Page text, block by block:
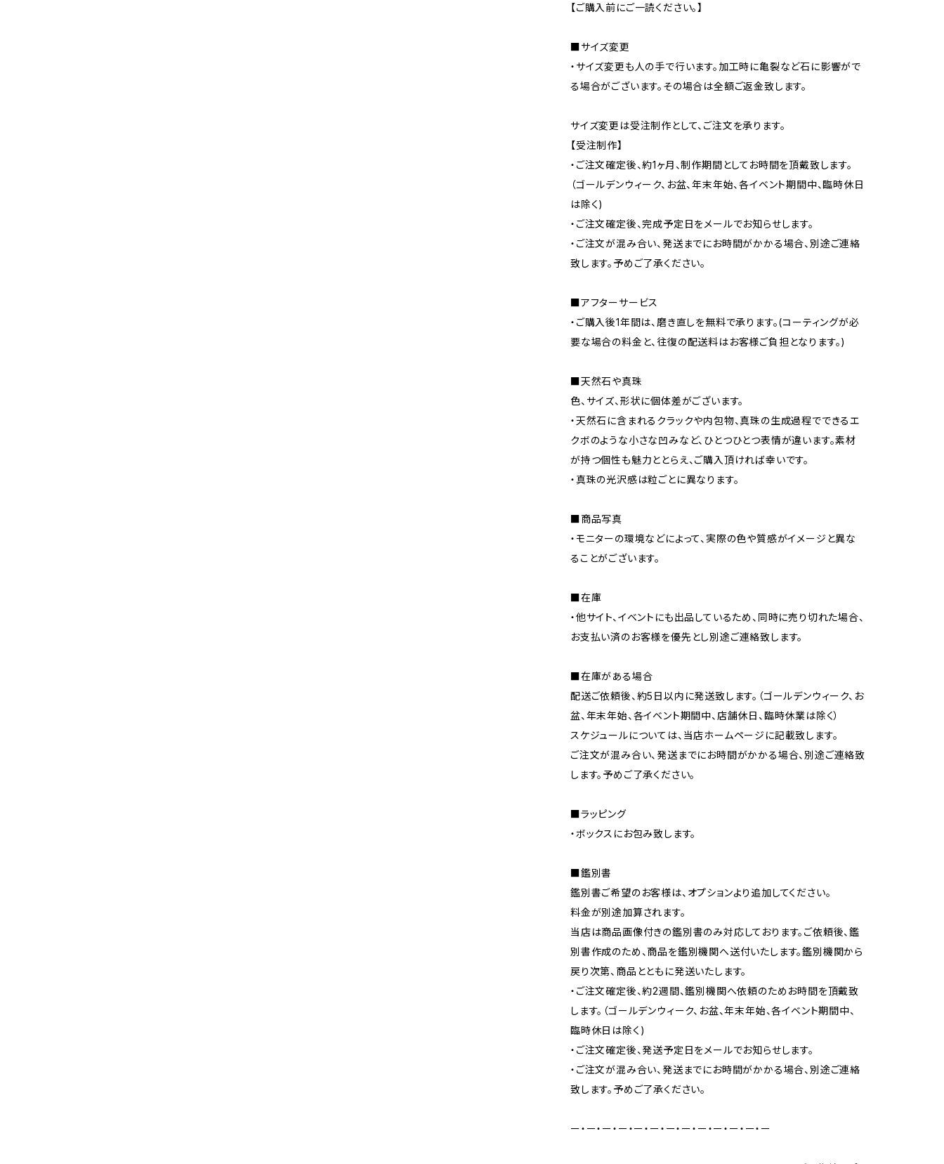
【ご購入前にご一読ください。】
■サイズ変更
・サイズ変更も人の手で行います。加工時に亀裂など石に影響がで
る場合がございます。その場合は全額ご返金致します。
サイズ変更は受注制作として、ご注文を承ります。
【受注制作】
・ご注文確定後、約1ヶ月、制作期間としてお時間を頂戴致します。
（ゴールデンウィーク、お盆、年末年始、各イベント期間中、臨時休日
は除く)
・ご注文確定後、完成予定日をメールでお知らせします。
・ご注文が混み合い、発送までにお時間がかかる場合、別途ご連絡
致します。予めご了承ください。
■アフターサービス
・ご購入後1年間は、磨き直しを無料で承ります。(コーティングが必
要な場合の料金と、往復の配送料はお客様ご負担となります。)
■天然石や真珠
色、サイズ、形状に個体差がございます。
・天然石に含まれるクラックや内包物、真珠の生成過程でできるエ
クボのような小さな凹みなど、ひとつひとつ表情が違います。素材
が持つ個性も魅力ととらえ、ご購入頂ければ幸いです。
・真珠の光沢感は粒ごとに異なります。
■商品写真
・モニターの環境などによって、実際の色や質感がイメージと異な
ることがございます。
■在庫
・他サイト、イベントにも出品しているため、同時に売り切れた場合、
お支払い済のお客様を優先とし別途ご連絡致します。
■在庫がある場合
配送ご依頼後、約5日以内に発送致します。（ゴールデンウィーク、お
盆、年末年始、各イベント期間中、店舗休日、臨時休業は除く）
スケジュールについては、当店ホームページに記載致します。
ご注文が混み合い、発送までにお時間がかかる場合、別途ご連絡致
します。予めご了承ください。
■ラッピング
・ボックスにお包み致します。
■鑑別書
鑑別書ご希望のお客様は、オプションより追加してください。
料金が別途加算されます。
当店は商品画像付きの鑑別書のみ対応しております。ご依頼後、鑑
別書作成のため、商品を鑑別機関へ送付いたします。鑑別機関から
戻り次第、商品とともに発送いたします。
・ご注文確定後、約2週間、鑑別機関へ依頼のためお時間を頂戴致
します。（ゴールデンウィーク、お盆、年末年始、各イベント期間中、
臨時休日は除く)
・ご注文確定後、発送予定日をメールでお知らせします。
・ご注文が混み合い、発送までにお時間がかかる場合、別途ご連絡
致します。予めご了承ください。
ー・ー・ー・ー・ー・ー・ー・ー・ー・ー・ー・ー・ー